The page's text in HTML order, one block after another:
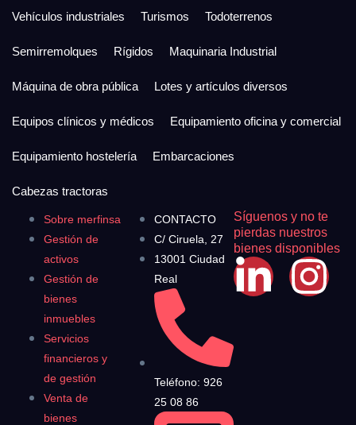
Sobre merfinsa
Gestión de
activos
Gestión de
bienes
inmuebles
Servicios
financieros y
de gestión
Venta de
bienes
CONTACTO
C/ Ciruela, 27
13001 Ciudad
Real
Teléfono: 926
25 08 86
Síguenos y no te
pierdas nuestros
bienes disponibles
Vehículos industriales
Turismos Todoterrenos
Semirremolques Rígidos Maquinaria Industrial
Máquina de obra pública Lotes y artículos diversos
Equipos clínicos y médicos Equipamiento oficina y comercial
Equipamiento hostelería Embarcaciones
Cabezas tractoras